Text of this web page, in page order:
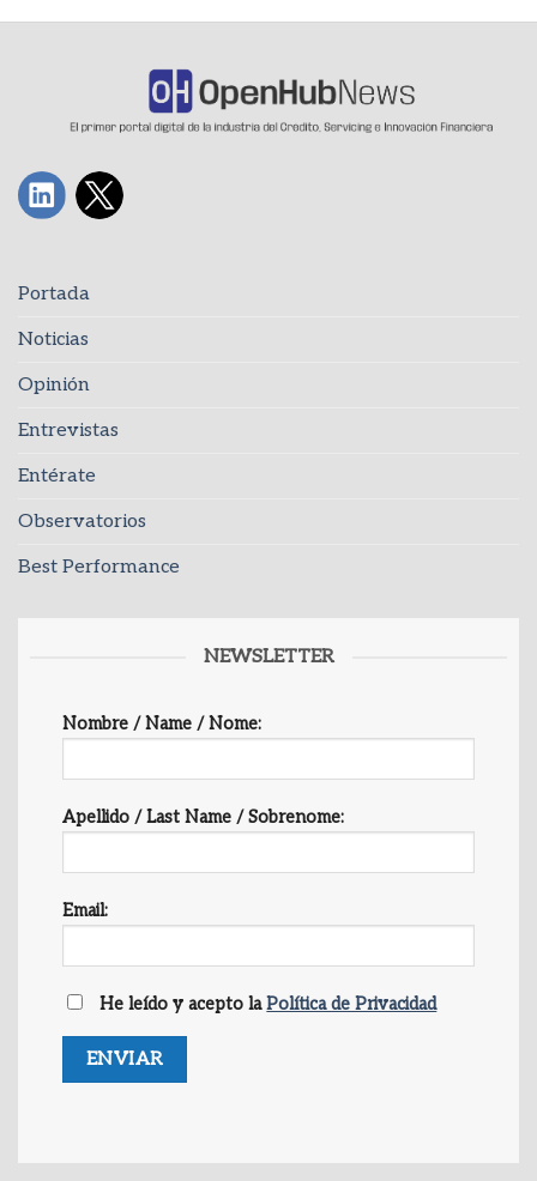
Portada
Noticias
Opinión
Entrevistas
Entérate
Observatorios
Best Performance
NEWSLETTER
Nombre / Name / Nome:
Apellido / Last Name / Sobrenome:
Email:
He leído y acepto laPolítica de Privacidad